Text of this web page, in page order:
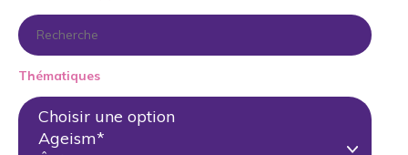
Thématiques